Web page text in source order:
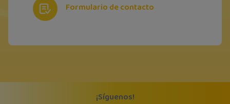
Formulario de contacto
¡Síguenos!